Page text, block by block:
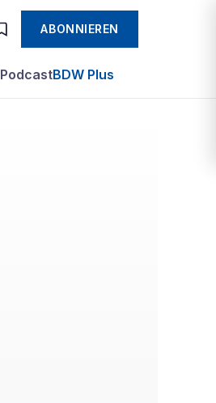
ABONNIEREN
PodcastBDW Plus